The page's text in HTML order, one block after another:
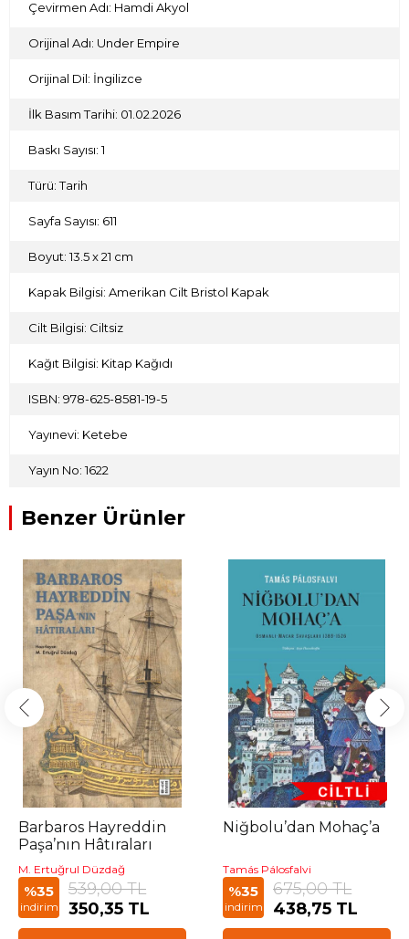
Müslümanların varoluş mücadelesini, okyanusları aşan bir
aidiyet duygusuyla modern dünyayı ve kendi kimliklerini
yıldızlı düğmede, bazen de ipek bir sancakta somutlaşan,
Çevirmen Adı: Hamdi Akyol
Orijinal Adı: Under Empire
Orijinal Dil: İngilizce
İlk Basım Tarihi: 01.02.2026
Baskı Sayısı: 1
Türü: Tarih
Sayfa Sayısı: 611
Boyut: 13.5 x 21 cm
Kapak Bilgisi: Amerikan Cilt Bristol Kapak
Cilt Bilgisi: Ciltsiz
Kağıt Bilgisi: Kitap Kağıdı
ISBN: 978-625-8581-19-5
Yayınevi: Ketebe
Yayın No: 1622
Benzer Ürünler
Barbaros Hayreddin
Paşa’nın Hâtıraları
M. Ertuğrul Düzdağ
%35
indirim
539,00 TL
350,35 TL
Niğbolu’dan Mohaç’a
Tamás Pálosfalvi
%35
indirim
675,00 TL
438,75 TL